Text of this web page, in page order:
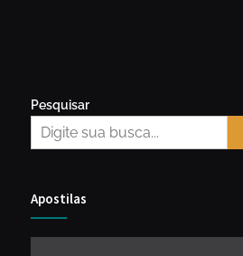
Pesquisar
Apostilas